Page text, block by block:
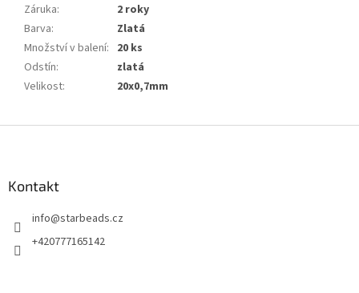
Záruka:
2 roky
Barva:
Zlatá
Množství v balení: 20 ks
Odstín:
zlatá
Velikost: 20x0,7mm
Kontakt
info@starbeads.cz
+420777165142